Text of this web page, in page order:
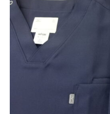
ス
ッ
プ